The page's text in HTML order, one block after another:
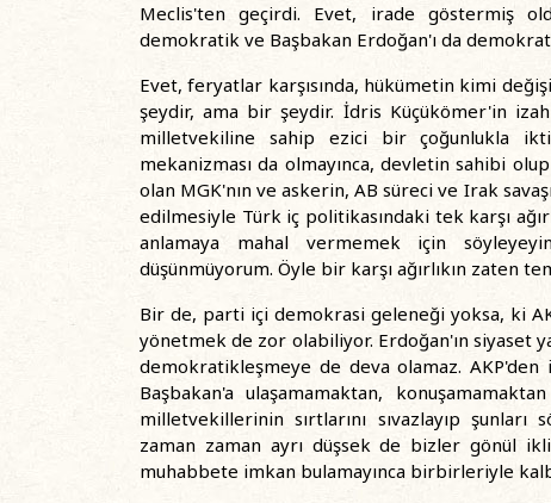
Meclis'ten geçirdi. Evet, irade göstermiş
demokratik ve Başbakan Erdoğan'ı da
Evet, feryatlar karşısında, hükümetin kimi
şeydir, ama bir şeydir. İdris Küçükömer'in
milletvekiline sahip ezici bir çoğunlukla
mekanizması da olmayınca, devletin sahibi
olan MGK'nın ve askerin, AB süreci ve Irak
edilmesiyle Türk iç politikasındaki tek karşı
anlamaya mahal vermemek için
düşünmüyorum. Öyle bir karşı ağırlıkın zaten
Bir de, parti içi demokrasi geleneği yoksa, ki
yönetmek de zor olabiliyor. Erdoğan'ın siyaset
demokratikleşmeye de deva olamaz.
Başbakan'a ulaşamamaktan,
milletvekillerinin sırtlarını sıvazlayıp
zaman zaman ayrı düşsek de bizler gönül
muhabbete imkan bulamayınca birbirleriyle